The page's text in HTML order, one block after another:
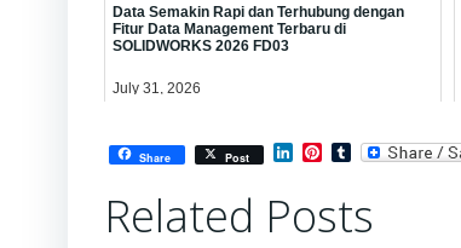
Data Semakin Rapi dan Terhubung dengan
Fitur Data Management Terbaru di
SOLIDWORKS 2026 FD03
July 31, 2026
Share Post LinkedIn
Pinterest
Tumblr
Related Posts